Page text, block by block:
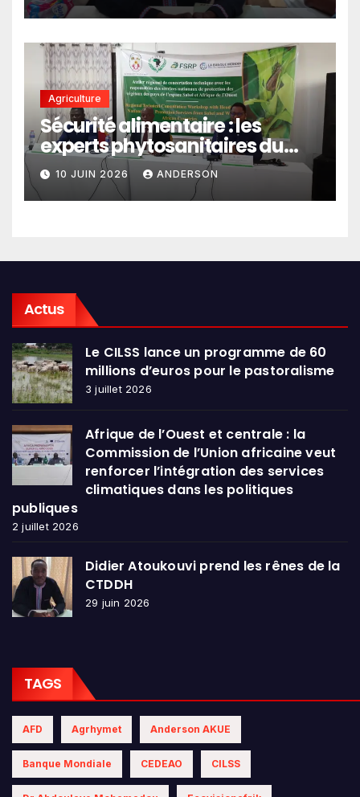
Agriculture
Sécurité alimentaire : les
experts phytosanitaires du
Sahel et d’Afrique de l’Ouest
en conclave à Lomé
10 JUIN 2026 ANDERSON
Actus
Le CILSS lance un programme de 60
millions d’euros pour le pastoralisme
3 juillet 2026
Afrique de l’Ouest et centrale : la
Commission de l’Union africaine veut
renforcer l’intégration des services
climatiques dans les politiques
publiques
2 juillet 2026
Didier Atoukouvi prend les rênes de la
CTDDH
29 juin 2026
TAGS
AFD Agrhymet Anderson AKUE
Banque Mondiale CEDEAO CILSS